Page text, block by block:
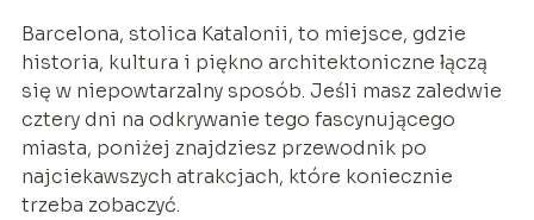
Barcelona, stolica Katalonii, to miejsce, gdzie
historia, kultura i piękno architektoniczne łączą
się w niepowtarzalny sposób. Jeśli masz zaledwie
cztery dni na odkrywanie tego fascynującego
miasta, poniżej znajdziesz przewodnik po
najciekawszych atrakcjach, które koniecznie
trzeba zobaczyć.